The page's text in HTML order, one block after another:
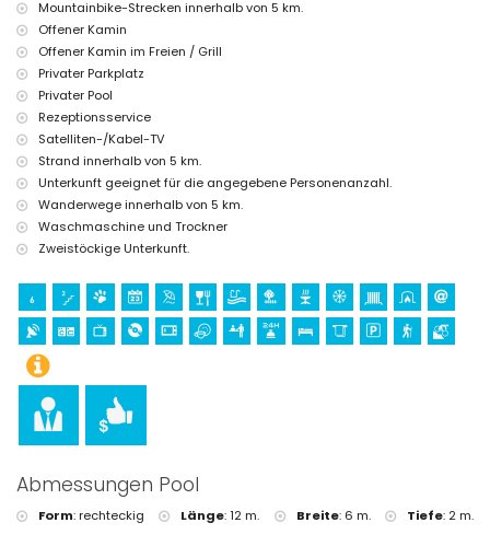
Bar (innerhalb von 5 Kilometern vom Haus)
Sehenswürdigkeiten und Kultur in Jávea, Costa Blanca
Burg (Dénia) (innerhalb von 25 Kilometern von der Unterkunft)
Sport
Wandern und Mountainbiking (innerhalb von 5 Kilometern von der
Villa)
Tennis, Golf und Reiten (innerhalb von 10 Kilometern von der Villa)
Mountainbike-Strecken innerhalb von 5 km.
Offener Kamin
Offener Kamin im Freien / Grill
Privater Parkplatz
Privater Pool
Rezeptionsservice
Satelliten-/Kabel-TV
Strand innerhalb von 5 km.
Unterkunft geeignet für die angegebene Personenanzahl.
Wanderwege innerhalb von 5 km.
Waschmaschine und Trockner
Zweistöckige Unterkunft.
Abmessungen Pool
Form:rechteckig Länge:12 m. Breite: 6 m. Tiefe: 2 m.